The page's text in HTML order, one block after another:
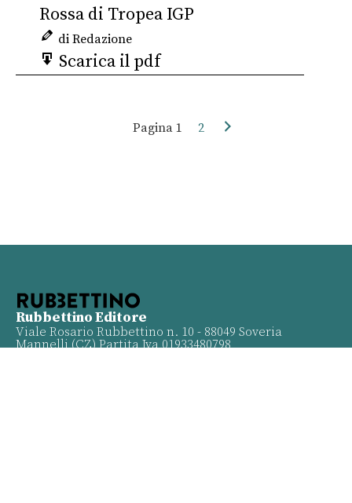
Rossa di Tropea IGP
di Redazione
Scarica il pdf
Pagina 1 2
Rubbettino Editore
Viale Rosario Rubbettino n. 10 - 88049 Soveria
Mannelli (CZ) Partita Iva 01933480798